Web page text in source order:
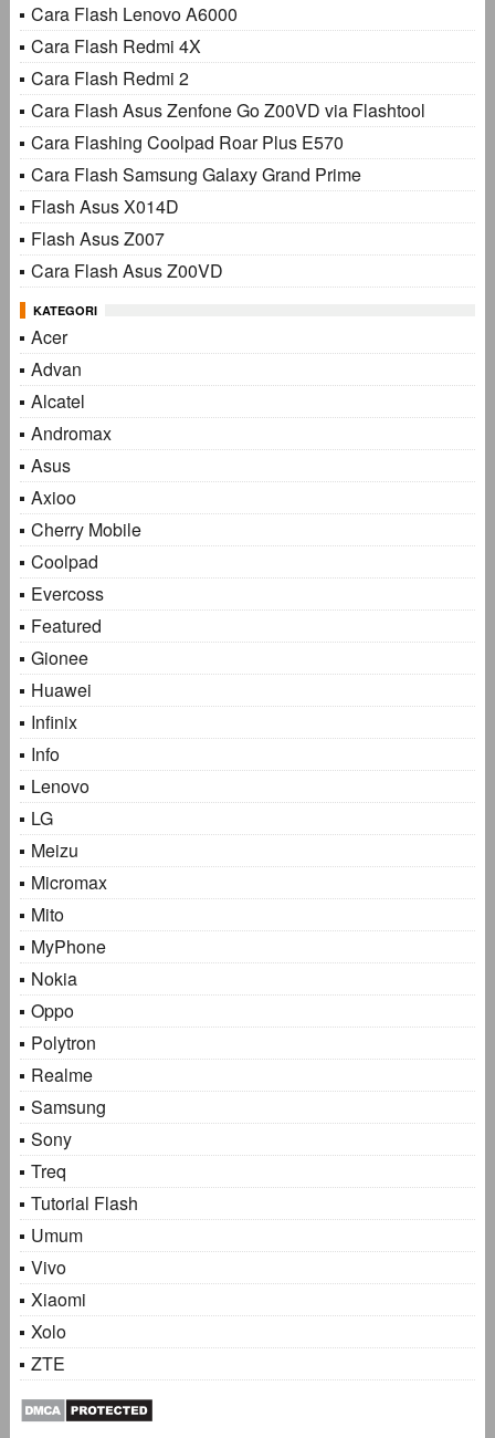
Cara Flash Lenovo A6000
Cara Flash Redmi 4X
Cara Flash Redmi 2
Cara Flash Asus Zenfone Go Z00VD via Flashtool
Cara Flashing Coolpad Roar Plus E570
Cara Flash Samsung Galaxy Grand Prime
Flash Asus X014D
Flash Asus Z007
Cara Flash Asus Z00VD
KATEGORI
Acer
Advan
Alcatel
Andromax
Asus
Axioo
Cherry Mobile
Coolpad
Evercoss
Featured
Gionee
Huawei
Infinix
Info
Lenovo
LG
Meizu
Micromax
Mito
MyPhone
Nokia
Oppo
Polytron
Realme
Samsung
Sony
Treq
Tutorial Flash
Umum
Vivo
Xiaomi
Xolo
ZTE